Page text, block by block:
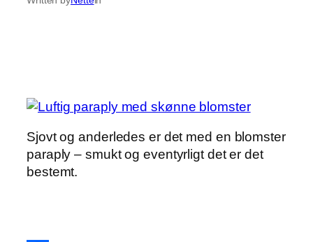
Sjovt og anderledes er det med en blomster
paraply – smukt og eventyrligt det er det
bestemt.